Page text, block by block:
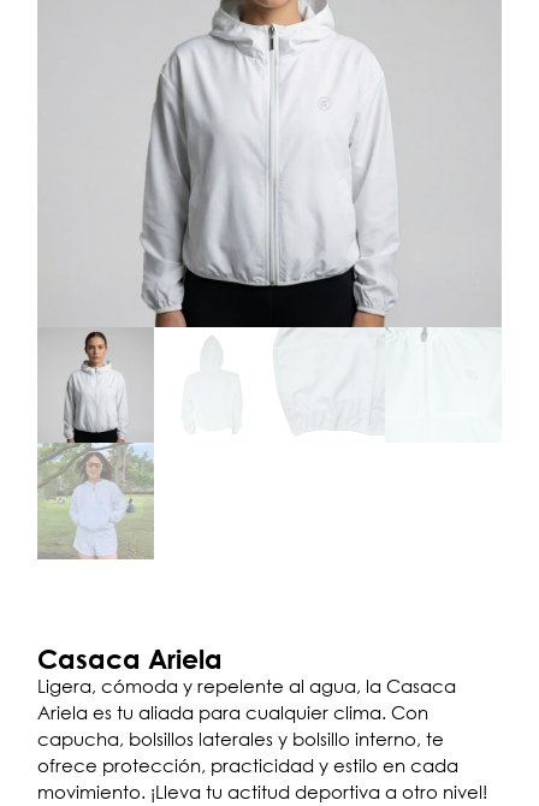
Casaca Ariela
Ligera, cómoda y repelente al agua, la Casaca
Ariela es tu aliada para cualquier clima. Con
capucha, bolsillos laterales y bolsillo interno, te
ofrece protección, practicidad y estilo en cada
movimiento. ¡Lleva tu actitud deportiva a otro nivel!